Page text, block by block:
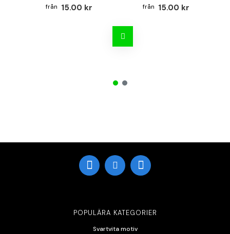
15.00 kr 15.00 kr
POPULÄRA KATEGORIER
Svartvita motiv